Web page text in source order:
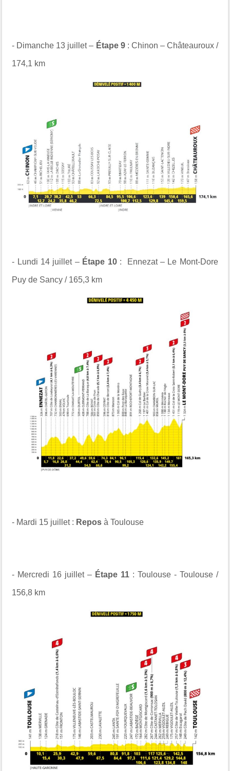
- Dimanche 13 juillet – Étape 9 : Chinon – Châteauroux /
174,1 km
- Lundi 14 juillet – Étape 10: Ennezat – Le Mont-Dore
Puy de Sancy / 165,3 km
- Mardi 15 juillet : Repos à Toulouse
- Mercredi 16 juillet – Étape 11: Toulouse - Toulouse /
156,8 km